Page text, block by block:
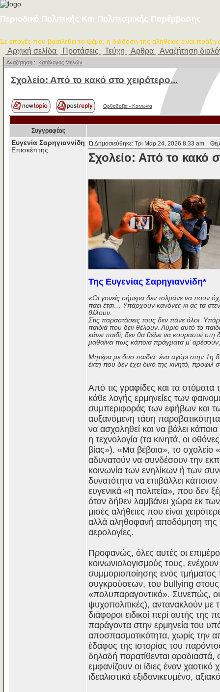
Περιοδικό Πολιτικής Και Πολιτισμικής Παρέμβασης
Σε εποχές που βασιλεύει το ψέμα, η διάδοση της αλήθειας είναι πράξη
Αρχική σελίδα Προτάσεις Τεύχη Αρθρα Αναζήτηση
Αναζήτηση :: Κατάλογος Μελών
Σχολείο: Από το κακό στο χειρότερο...
Ορθοδοξία - Κοινωνία
Συγγραφέας
Ευγενία Σαρηγιαννίδη
Επισκέπτης
Δημοσιεύθηκε: Τρι Μάρ 24, 2026 8:33 am
Σχολείο: Από το κακό
Της Ευγενίας Σαρηγιαννίδη*
«Οι γονείς σήμερα δεν τολμάνε να πουν
πάει έτσι… Υπάρχουν κανόνες κι ας τα
θέλουν.
Στις παραστάσεις τους δεν πάνε όλοι.
παιδιά που δεν θέλουν. Αύριο αυτό το
κάνει παιδί, δεν θα θέλει να κουραστεί
μαθαίνει πως κάποια πράγματα μ’
Μητέρα με δυο παιδιά· ένα αγόρι στην 1η
έκτη που δεν έχει δικό της κινητό,
Από τις γραφίδες και τα στόματα
κάθε λογής ερμηνείες των
συμπεριφοράς των εφήβων και
αυξανόμενη τάση
να ασχοληθεί και να βάλει
η τεχνολογία (τα κινητά, οι
βίας»). «Μα βέβαια», το σχολείο
αδυνατούν να συνδέσουν την
κοινωνία των ενηλίκων ή των
δυνατότητα να επιβάλλει
ευγενικά «η πολιτεία», που δεν
όταν δήθεν λαμβάνει χώρα εκ
μισές αλήθειες που είναι
αλλά αληθοφανή αποδόμηση της
αερολογίες.
Προφανώς, όλες αυτές οι
κοινωνιολογισμούς τους,
συμμοριοποίησης ενός τμήματος
συγκρούσεων, του bullying στους
«πολυπαραγοντικό». Συνεπώς, οι
ψυχοπολιτικές), αντανακλούν
διάφοροι ειδικοί περί αυτής της
παράγοντα στην ερμηνεία του
αποσπασματικότητα, χωρίς την
έδαφος της ιστορίας του
δηλαδή παρατίθενται
εμφανίζουν οι ίδιες έναν
ιδεαλιστικά εξιδανικευμένο,